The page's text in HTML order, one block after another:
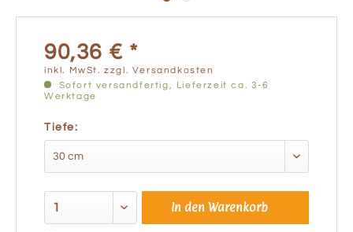
90,36 € *
inkl. MwSt.zzgl. Versandkosten
Sofort versandfertig, Lieferzeit ca. 3-6
Werktage
Tiefe:
In den Warenkorb